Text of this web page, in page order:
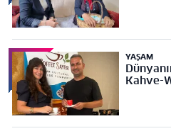
YAŞAM
Kahve-